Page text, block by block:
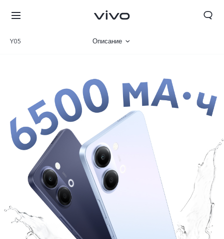
Y05 Описание
Характеристики